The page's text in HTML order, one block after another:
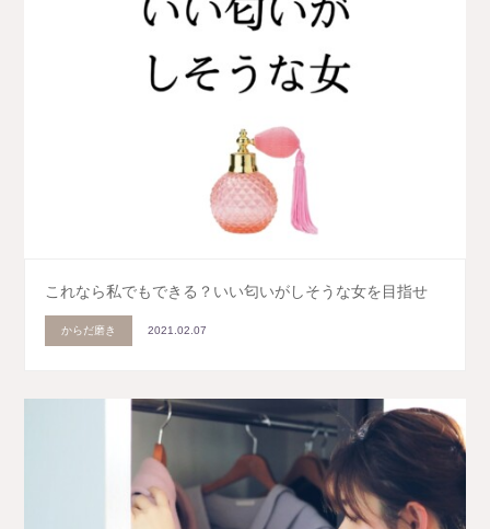
これなら私でもできる？いい匂いがしそうな女を目指せ
からだ磨き 2021.02.07